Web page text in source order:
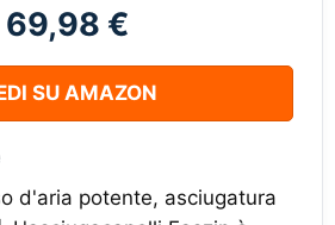
69,98 €
SU AMAZON
d'aria potente, asciugatura